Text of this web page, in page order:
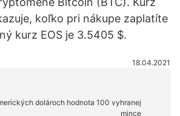
koľko pri nákupe zaplatíte
kurz EOS je 3.5405 $.
18.04.2021